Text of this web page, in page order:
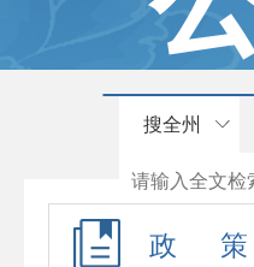
搜全州
政 策